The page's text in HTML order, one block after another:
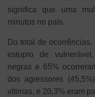
significa que uma
minutos no país.
Do total de
estupro de
negras e 65%
dos agressores
vítimas, e 20,3% eram